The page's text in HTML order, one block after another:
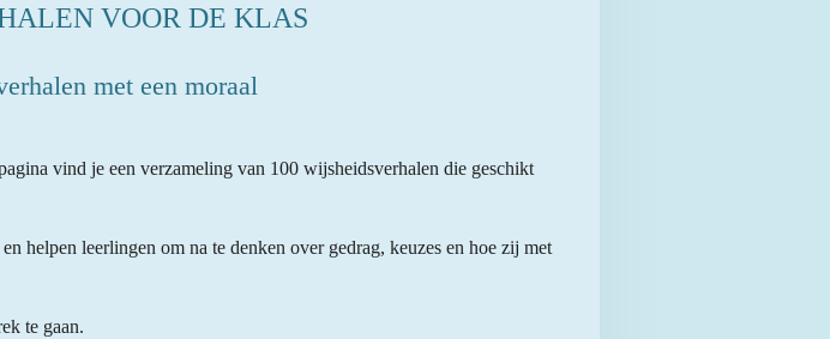
VOOR DE KLAS
met een moraal
vind je een verzameling van 100 wijsheidsverhalen die geschikt
helpen leerlingen om na te denken over gedrag, keuzes en hoe zij met
te gaan.